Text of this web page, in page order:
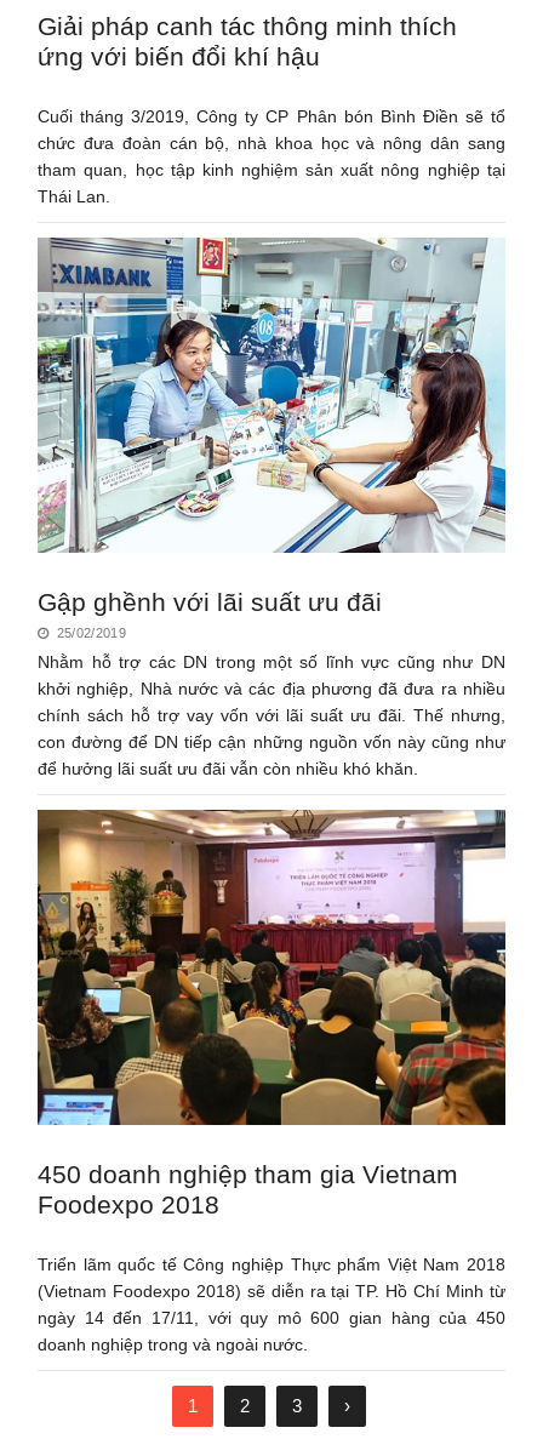
Giải pháp canh tác thông minh thích
ứng với biến đổi khí hậu
Cuối tháng 3/2019, Công ty CP Phân bón Bình Điền sẽ tổ
chức đưa đoàn cán bộ, nhà khoa học và nông dân sang
tham quan, học tập kinh nghiệm sản xuất nông nghiệp tại
Thái Lan.
Gập ghềnh với lãi suất ưu đãi
25/02/2019
Nhằm hỗ trợ các DN trong một số lĩnh vực cũng như DN
khởi nghiệp, Nhà nước và các địa phương đã đưa ra nhiều
chính sách hỗ trợ vay vốn với lãi suất ưu đãi. Thế nhưng,
con đường để DN tiếp cận những nguồn vốn này cũng như
để hưởng lãi suất ưu đãi vẫn còn nhiều khó khăn.
450 doanh nghiệp tham gia Vietnam
Foodexpo 2018
Triển lãm quốc tế Công nghiệp Thực phẩm Việt Nam 2018
(Vietnam Foodexpo 2018) sẽ diễn ra tại TP. Hồ Chí Minh từ
ngày 14 đến 17/11, với quy mô 600 gian hàng của 450
doanh nghiệp trong và ngoài nước.
1 2 3 ›